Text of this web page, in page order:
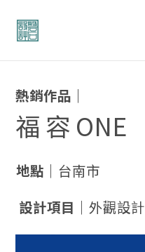
熱銷作品｜
福 容 ONE
地點｜ 台南市
設計項目｜ 外觀設計